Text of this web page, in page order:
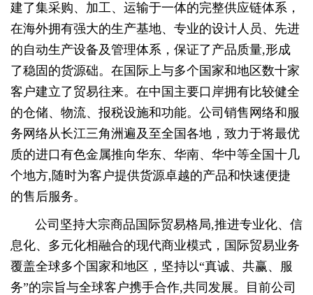
建了集采购、加工、运输于一体的完整供应链体系，
在海外拥有强大的生产基地、专业的设计人员、先进
的自动生产设备及管理体系，保证了产品质量,形成
了稳固的货源础。在国际上与多个国家和地区数十家
客户建立了贸易往来。在中国主要口岸拥有比较健全
的仓储、物流、报税设施和功能。公司销售网络和服
务网络从长江三角洲遍及至全国各地，致力于将最优
质的进口有色金属推向华东、华南、华中等全国十几
个地方,随时为客户提供货源卓越的产品和快速便捷
的售后服务。
公司坚持大宗商品国际贸易格局,推进专业化、信
息化、多元化相融合的现代商业模式，国际贸易业务
覆盖全球多个国家和地区，坚持以“真诚、共赢、服
务”的宗旨与全球客户携手合作,共同发展。目前公司